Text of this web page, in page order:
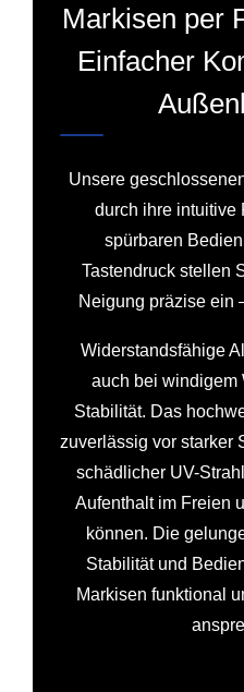
Markisen per
Einfacher
Unsere
durch ihre intuitive
spürbaren
Tastendruck stellen
Neigung präzise ein
Widerstandsfähige
auch bei windigem
Stabilität. Das
zuverlässig vor starker
schädlicher UV-
Aufenthalt im Freien
können. Die
Stabilität und
Markisen funktional